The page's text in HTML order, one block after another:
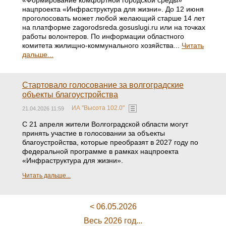
нацпроекта «Инфраструктура для жизни». До 12 июня
проголосовать может любой желающий старше 14 лет
на платформе zagorodsreda.gosuslugi.ru или на точках
работы волонтеров. По информации областного
комитета жилищно-коммунального хозяйства... Читать
дальше...
Стартовало голосование за волгоградские
объекты благоустройства
21.04.2026 11:59 ИА "Высота 102.0"
С 21 апреля жители Волгоградской области могут
принять участие в голосовании за объекты
благоустройства, которые преобразят в 2027 году по
федеральной программе в рамках нацпроекта
«Инфраструктура для жизни».
Читать дальше...
< 06.05.2026
Весь 2026 год...